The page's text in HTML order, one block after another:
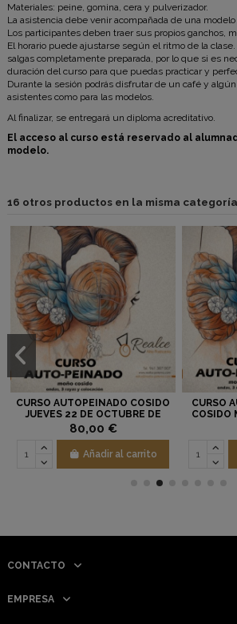
Materiales: peine, gomina, cera y pulverizador.
La asistencia debe venir acompañada de una
Los participantes deben traer sus propios ganchos,
El horario puede ajustarse según el ritmo de la
salgas completamente preparada, por lo que si es
duración del curso para que puedas practicar y
Durante la sesión podrás disfrutar de un café y
asistentes como para las modelos.
Al finalizar, se entregará un diploma acreditativo.
El acceso al curso está reservado al
modelo.
16 otros productos en la misma
CURSO AUTOPEINADO COSIDO
JUEVES 22 DE OCTUBRE DE
2026
80,00 €
Añadir al carrito
CURSO
COSIDO
CONTACTO
EMPRESA